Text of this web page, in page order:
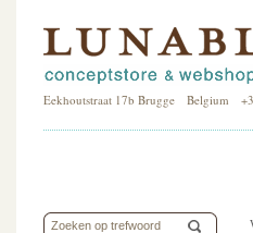
Eekhoutstraat 17b Brugge Belgium